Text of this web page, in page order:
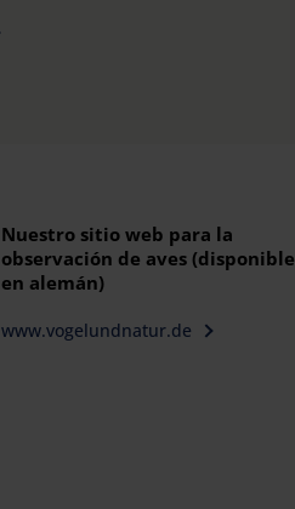
Nuestro sitio web para la
observación de aves (disponible
en alemán)
www.vogelundnatur.de